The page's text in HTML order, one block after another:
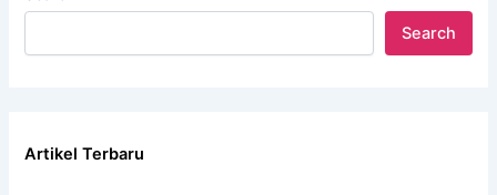
Search
Artikel Terbaru